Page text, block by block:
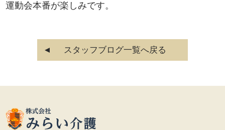
運動会本番が楽しみです。
スタッフブログ一覧へ戻る